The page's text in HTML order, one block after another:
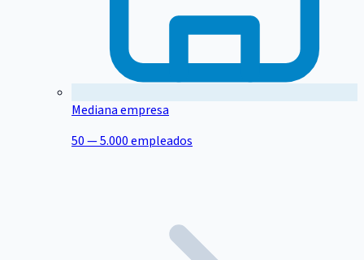
Mediana empresa
50 — 5.000 empleados